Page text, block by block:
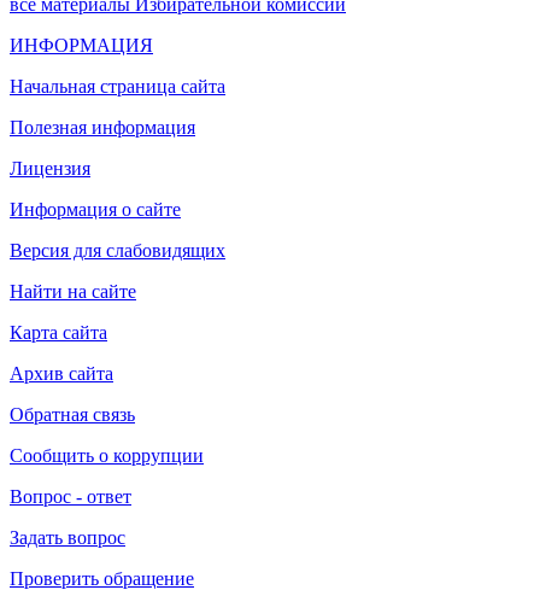
все материалы Избирательной комиссии
ИНФОРМАЦИЯ
Начальная страница сайта
Полезная информация
Лицензия
Информация о сайте
Версия для слабовидящих
Найти на сайте
Карта сайта
Архив сайта
Обратная связь
Сообщить о коррупции
Вопрос - ответ
Задать вопрос
Проверить обращение